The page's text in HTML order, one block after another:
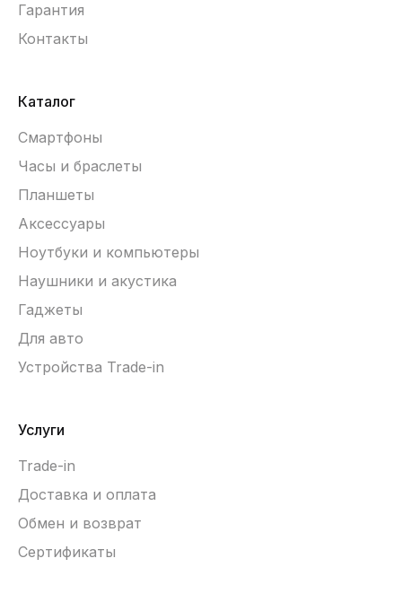
Гарантия
Контакты
Каталог
Смартфоны
Часы и браслеты
Планшеты
Аксессуары
Ноутбуки и компьютеры
Наушники и акустика
Гаджеты
Для авто
Устройства Trade-in
Услуги
Trade-in
Доставка и оплата
Обмен и возврат
Сертификаты